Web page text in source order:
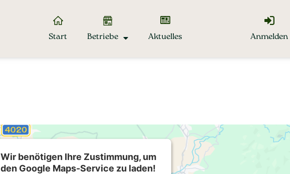
Start Betriebe Aktuelles Anmelden
Wir benötigen Ihre Zustimmung, um
den Google Maps-Service zu laden!